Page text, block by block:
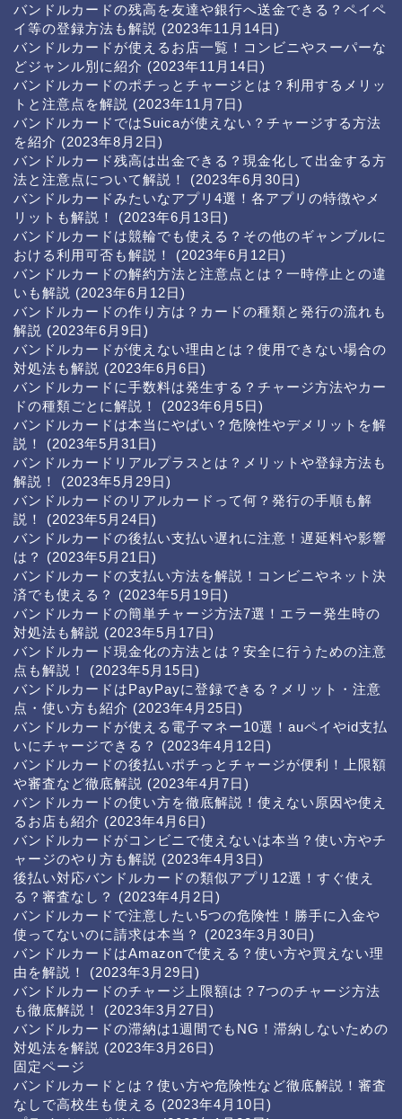
バンドルカードの残高を友達や銀行へ送金できる？ペイペ
イ等の登録方法も解説 (2023年11月14日)
バンドルカードが使えるお店一覧！コンビニやスーパーな
どジャンル別に紹介 (2023年11月14日)
バンドルカードのポチっとチャージとは？利用するメリッ
トと注意点を解説 (2023年11月7日)
バンドルカードではSuicaが使えない？チャージする方法
を紹介 (2023年8月2日)
バンドルカード残高は出金できる？現金化して出金する方
法と注意点について解説！
(2023年6月30日)
バンドルカードみたいなアプリ4選！各アプリの特徴やメ
リットも解説！
(2023年6月13日)
バンドルカードは競輪でも使える？その他のギャンブルに
おける利用可否も解説！
(2023年6月12日)
バンドルカードの解約方法と注意点とは？一時停止との違
いも解説 (2023年6月12日)
バンドルカードの作り方は？カードの種類と発行の流れも
解説 (2023年6月9日)
バンドルカードが使えない理由とは？使用できない場合の
対処法も解説 (2023年6月6日)
バンドルカードに手数料は発生する？チャージ方法やカー
ドの種類ごとに解説！
(2023年6月5日)
バンドルカードは本当にやばい？危険性やデメリットを解
説！
(2023年5月31日)
バンドルカードリアルプラスとは？メリットや登録方法も
解説！
(2023年5月29日)
バンドルカードのリアルカードって何？発行の手順も解
説！
(2023年5月24日)
バンドルカードの後払い支払い遅れに注意！遅延料や影響
は？
(2023年5月21日)
バンドルカードの支払い方法を解説！コンビニやネット決
済でも使える？
(2023年5月19日)
バンドルカードの簡単チャージ方法7選！エラー発生時の
対処法も解説 (2023年5月17日)
バンドルカード現金化の方法とは？安全に行うための注意
点も解説！
(2023年5月15日)
バンドルカードはPayPayに登録できる？メリット・注意
点・使い方も紹介 (2023年4月25日)
バンドルカードが使える電子マネー10選！auペイやid支払
いにチャージできる？
(2023年4月12日)
バンドルカードの後払いポチっとチャージが便利！上限額
や審査など徹底解説 (2023年4月7日)
バンドルカードの使い方を徹底解説！使えない原因や使え
るお店も紹介 (2023年4月6日)
バンドルカードがコンビニで使えないは本当？使い方やチ
ャージのやり方も解説 (2023年4月3日)
後払い対応バンドルカードの類似アプリ12選！すぐ使え
る？審査なし？
(2023年4月2日)
バンドルカードで注意したい5つの危険性！勝手に入金や
使ってないのに請求は本当？
(2023年3月30日)
バンドルカードはAmazonで使える？使い方や買えない理
由を解説！
(2023年3月29日)
バンドルカードのチャージ上限額は？7つのチャージ方法
も徹底解説！
(2023年3月27日)
バンドルカードの滞納は1週間でもNG！滞納しないための
対処法を解説 (2023年3月26日)
固定ページ
バンドルカードとは？使い方や危険性など徹底解説！審査
なしで高校生も使える (2023年4月10日)